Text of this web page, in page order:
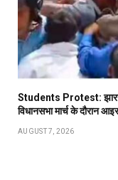
Students Protest:
विधानसभा मार्च के दौरान
AUGUST 7, 2026